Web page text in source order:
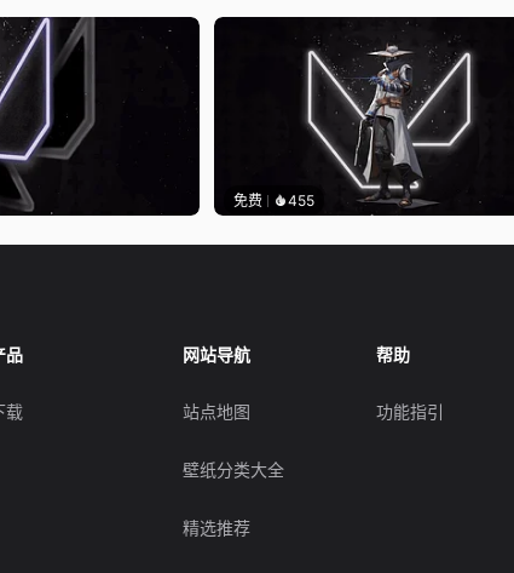
免费 455
品
载
网站导航
站点地图
壁纸分类大全
精选推荐
帮助
功能指引